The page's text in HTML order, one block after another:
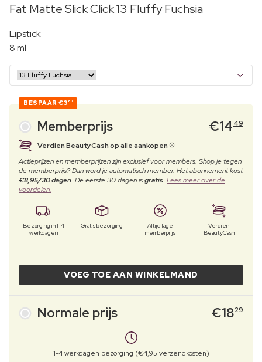
Fat Matte Slick Click 13 Fluffy Fuchsia
Lipstick
8 ml
BESPAAR €3 80
Memberprijs €14 49
Verdien BeautyCash op alle aankopen
Actieprijzen en memberprijzen zijn exclusief voor members. Shop je tegen
de memberprijs? Dan word je automatisch member. Het abonnement kost
€8,95/30 dagen. De eerste 30 dagen isgratis. Lees meer over de
voordelen.
Bezorging in 1-4
werkdagen
Gratis bezorging
Altijd lage
memberprijs
Verdien
BeautyCash
VOEG TOE AAN WINKELMAND
Normale prijs €1829
1-4 werkdagen bezorging (€4,95 verzendkosten)